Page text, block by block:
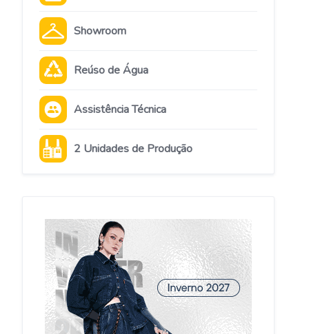
SÃO PAULO
Showroom
Reúso de Água
Assistência Técnica
2 Unidades de Produção